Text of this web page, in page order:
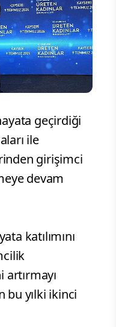
geçirdiği
ile
girişimci
devam
katılımını
bu yılki ikinci